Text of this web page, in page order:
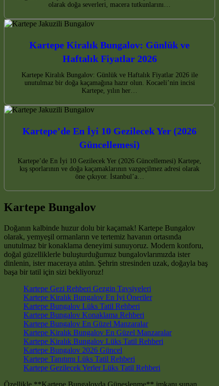
olarak doğa severleri, macera tutkunlarını…
Kartepe Kiralık Bungalov: Günlük ve
Haftalık Fiyatlar 2026
Kartepe Kiralık Bungalov: Günlük ve Haftalık Fiyatlar 2026 ile
unutulmaz bir doğa kaçamağına hazır olun. Kocaeli’nin incisi
Kartepe, yılın her…
Kartepe’de En İyi 10 Gezilecek Yer (2026
Güncellemesi)
Kartepe’de En İyi 10 Gezilecek Yer (2026 Güncellemesi) Kartepe,
kış sporlarının ve doğa kaçamaklarının vazgeçilmez adresi olarak
öne çıkıyor. İstanbul’a…
Kartepe Bungalov
Doğanın kalbinde huzur dolu bir kaçamak! Kartepe Bungalov
olarak, yemyeşil ormanların ve tertemiz havanın ortasında
unutulmaz bir konaklama deneyimi sunuyoruz. Modern konforu,
doğal güzelliklerle buluşturduğumuz bungalovlarımızda ister
dinlenin, ister maceraya atılın. Şehrin stresinden uzak, doğayla baş
başa bir tatil için sizi bekliyoruz!
Kartepe Gezi Rehberi Gezgin Tavsiyeleri
Kartepe Kiralık Bungalov En İyi Öneriler
Kartepe Bungalov Lüks Tatil Rehberi
Kartepe Bungalov Konaklama Rehberi
Kartepe Bungalov En Güzel Manzaralar
Kartepe Kiralık Bungalov En Güzel Manzaralar
Kartepe Kiralık Bungalov Lüks Tatil Rehberi
Kartepe Bungalov 2026 Güncel
Kartepe Tanıtımı Lüks Tatil Rehberi
Kartepe Gezilecek Yerler Lüks Tatil Rehberi
Özellikle **Kartepe Bungalovda Güneşlenme** imkanı sunan